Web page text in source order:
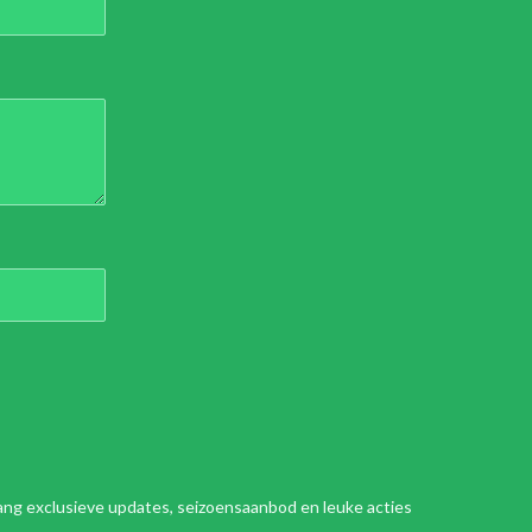
exclusieve updates, seizoensaanbod en leuke acties